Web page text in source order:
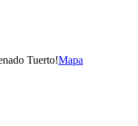
Tuerto!Mapa